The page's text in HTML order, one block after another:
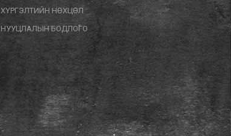
ХҮРГЭЛТИЙН НӨХЦӨЛ
НУУЦЛАЛЫН БОДЛОГО